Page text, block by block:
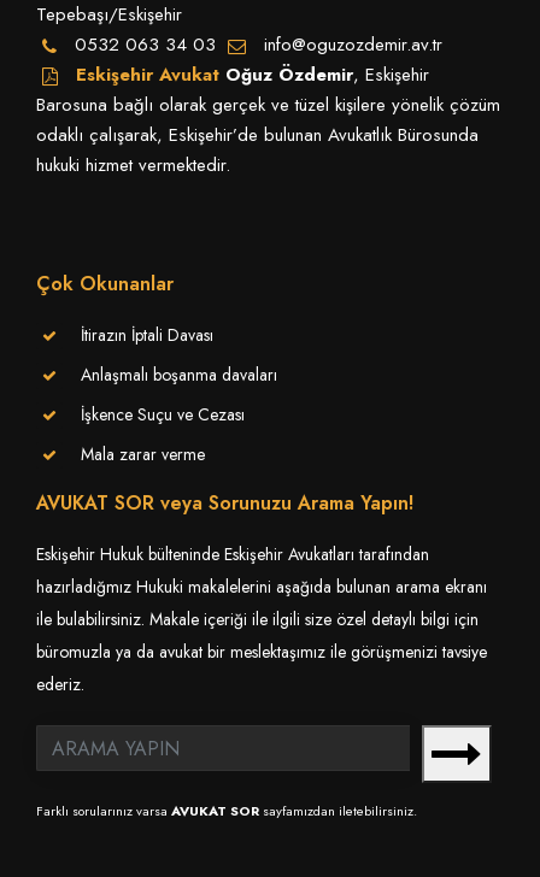
Tepebaşı/Eskişehir
0532 063 34 03
info@oguzozdemir.av.tr
Eskişehir Avukat Oğuz Özdemir, Eskişehir
Barosuna bağlı olarak gerçek ve tüzel kişilere yönelik çözüm
odaklı çalışarak, Eskişehir’de bulunan Avukatlık Bürosunda
hukuki hizmet vermektedir.
Çok Okunanlar
İtirazın İptali Davası
Anlaşmalı boşanma davaları
İşkence Suçu ve Cezası
Mala zarar verme
AVUKAT SOR veya Sorunuzu Arama Yapın!
Eskişehir Hukuk bülteninde Eskişehir Avukatları tarafından
hazırladığmız Hukuki makalelerini aşağıda bulunan arama ekranı
ile bulabilirsiniz. Makale içeriği ile ilgili size özel detaylı bilgi için
büromuzla ya da avukat bir meslektaşımız ile görüşmenizi tavsiye
ederiz.
Farklı sorularınız varsa AVUKAT SOR sayfamızdan iletebilirsiniz.